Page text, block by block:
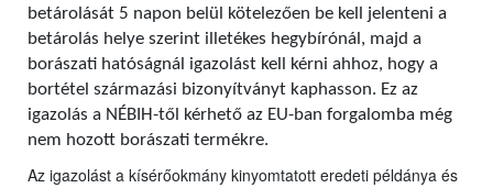
betárolását 5 napon belül kötelezően be kell jelenteni a
betárolás helye szerint illetékes hegybírónál, majd a
borászati hatóságnál igazolást kell kérni ahhoz, hogy a
bortétel származási bizonyítványt kaphasson. Ez az
igazolás a NÉBIH-től kérhető az EU-ban forgalomba még
nem hozott borászati termékre.
Az igazolást a kísérőokmány kinyomtatott eredeti példánya és